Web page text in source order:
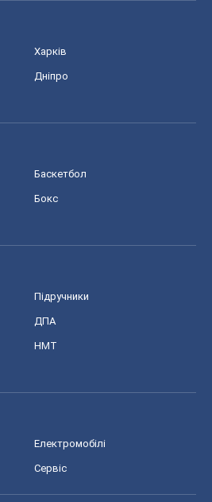
Харків
Дніпро
Баскетбол
Бокс
Підручники
ДПА
НМТ
Електромобілі
Сервіс